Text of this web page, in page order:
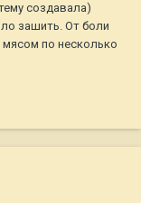
создавала)
зашить. От боли
по несколько